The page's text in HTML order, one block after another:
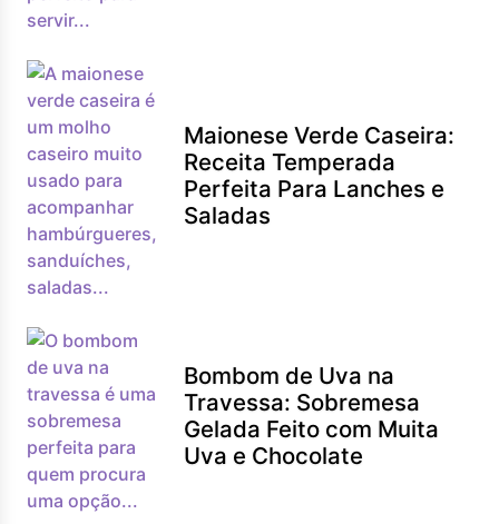
Maionese Verde Caseira:
Receita Temperada
Perfeita Para Lanches e
Saladas
Bombom de Uva na
Travessa: Sobremesa
Gelada Feito com Muita
Uva e Chocolate